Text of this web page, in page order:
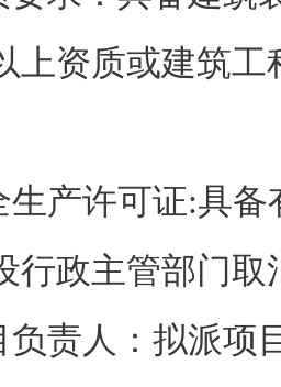
上资质或建筑
生产许可证:具
行政主管部门取
负责人：拟派项